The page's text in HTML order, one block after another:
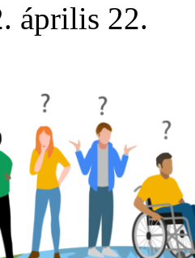
április 22.